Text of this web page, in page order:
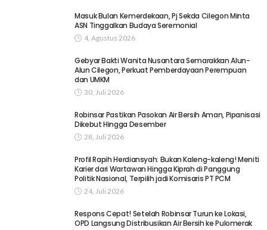
Masuk Bulan Kemerdekaan, Pj Sekda Cilegon Minta
ASN Tinggalkan Budaya Seremonial
4, Agustus 2026
Gebyar Bakti Wanita Nusantara Semarakkan Alun-
Alun Cilegon, Perkuat Pemberdayaan Perempuan
dan UMKM
30, Juli 2026
Robinsar Pastikan Pasokan Air Bersih Aman, Pipanisasi
Dikebut Hingga Desember
28, Juli 2026
Profil Rapih Herdiansyah: Bukan Kaleng-kaleng! Meniti
Karier dari Wartawan Hingga Kiprah di Panggung
Politik Nasional, Terpilih jadi Komisaris PT PCM
24, Juli 2026
Respons Cepat! Setelah Robinsar Turun ke Lokasi,
OPD Langsung Distribusikan Air Bersih ke Pulomerak